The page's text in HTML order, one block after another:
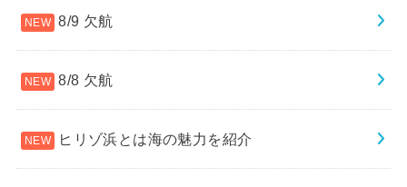
8/9 欠航
8/8 欠航
ヒリゾ浜とは海の魅力を紹介